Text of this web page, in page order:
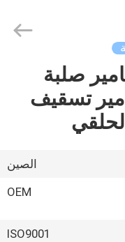
مسامير صلبة
تسقيف
الصين
OEM
ISO9001